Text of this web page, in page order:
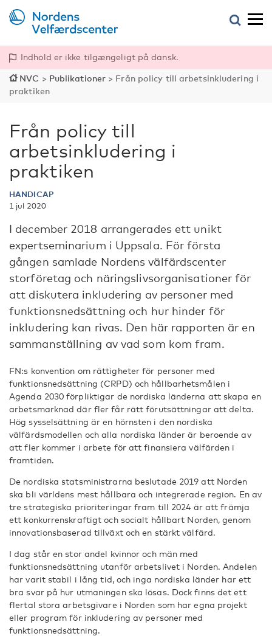
Indhold er ikke tilgængeligt på dansk.
NVC > Publikationer > Från policy till arbetsinkludering i
praktiken
Från policy till
arbetsinkludering i
praktiken
HANDICAP
1 jul 2020
I december 2018 arrangerades ett unikt
expertseminarium i Uppsala. För första
gången samlade Nordens välfärdscenter
storföretag och näringslivsorganisationer för
att diskutera inkludering av personer med
funktionsnedsättning och hur hinder för
inkludering kan rivas. Den här rapporten är en
sammanställning av vad som kom fram.
FN:s konvention om rättigheter för personer med
funktionsnedsättning (CRPD) och hållbarhetsmålen i
Agenda 2030 förpliktigar de nordiska länderna att skapa en
arbetsmarknad där fler får rätt förutsättningar att delta.
Hög sysselsättning är en hörnsten i den nordiska
välfärdsmodellen och alla nordiska länder är beroende av
att fler kommer i arbete för att finansiera välfärden i
framtiden.
De nordiska statsministrarna beslutade 2019 att Norden
ska bli världens mest hållbara och integrerade region. En av
tre strategiska prioriteringar fram till 2024 är att främja
ett konkurrenskraftigt och socialt hållbart Norden, genom
innovationsbaserad tillväxt och en stärkt välfärd.
I dag står en stor andel kvinnor och män med
funktionsnedsättning utanför arbetslivet i Norden. Andelen
har varit stabil i lång tid, och inga nordiska länder har ett
bra svar på hur utmaningen ska lösas. Dock finns det ett
flertal stora arbetsgivare i Norden som har egna projekt
eller program för inkludering av personer med
funktionsnedsättning.